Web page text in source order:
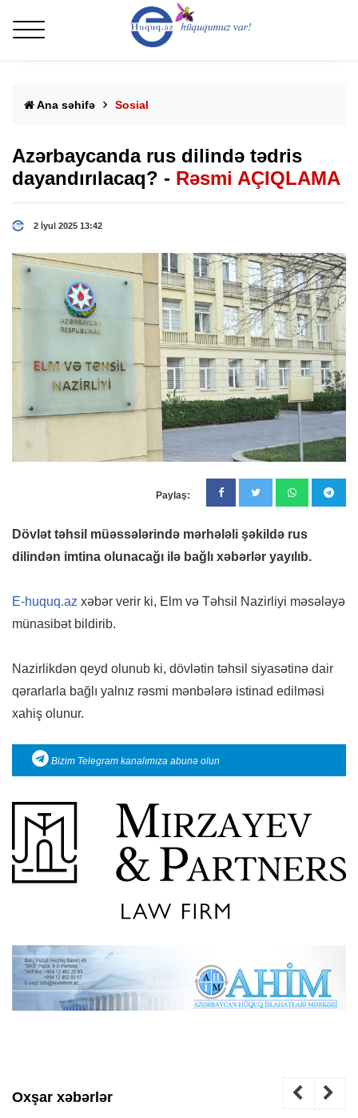
Ana səhifə Sosial
Azərbaycanda rus dilində tədris
dayandırılacaq? - Rəsmi AÇIQLAMA
2 İyul 2025 13:42
Paylaş:
Dövlət təhsil müəssələrində mərhələli şəkildə rus
dilindən imtina olunacağı ilə bağlı xəbərlər yayılıb.
E-huquq.az xəbər verir ki, Elm və Təhsil Nazirliyi məsələyə
münasibət bildirib.
Nazirlikdən qeyd olunub ki, dövlətin təhsil siyasətinə dair
qərarlarla bağlı yalnız rəsmi mənbələrə istinad edilməsi
xahiş olunur.
Bizim Telegram kanalımıza abunə olun
Oxşar xəbərlər